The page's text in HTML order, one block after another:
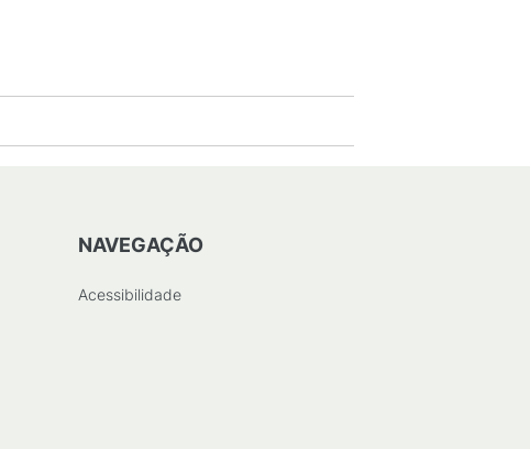
NAVEGAÇÃO
Acessibilidade